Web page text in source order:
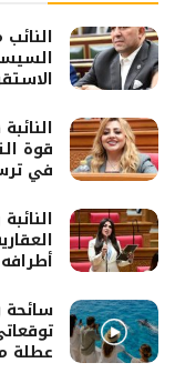
قوة
في
أطرافه
سائحة
عطلة